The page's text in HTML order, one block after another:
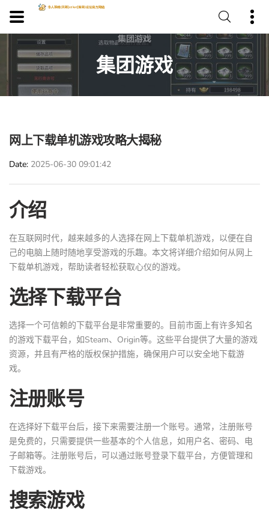
集团游戏
网上下载单机游戏攻略大揭秘
Date 2025-06-30 09:01:42
介绍
在互联网时代，越来越多的人选择在网上下载单机游戏，以便在自
己的电脑上随时随地享受游戏的乐趣。本文将详细介绍如何从网上
下载单机游戏，帮助读者轻松获取心仪的游戏。
选择下载平台
选择一个可信赖的下载平台是非常重要的。目前市面上有许多知名
的游戏下载平台，如Steam、Origin等。这些平台提供了大量的游戏
资源，并且有严格的版权保护措施，确保用户可以安全地下载游
戏。
注册账号
在选择好下载平台后，接下来需要注册一个账号。通常，注册账号
是免费的，只需要提供一些基本的个人信息，如用户名、密码、电
子邮箱等。注册账号后，可以通过账号登录下载平台，方便管理和
下载游戏。
搜索游戏